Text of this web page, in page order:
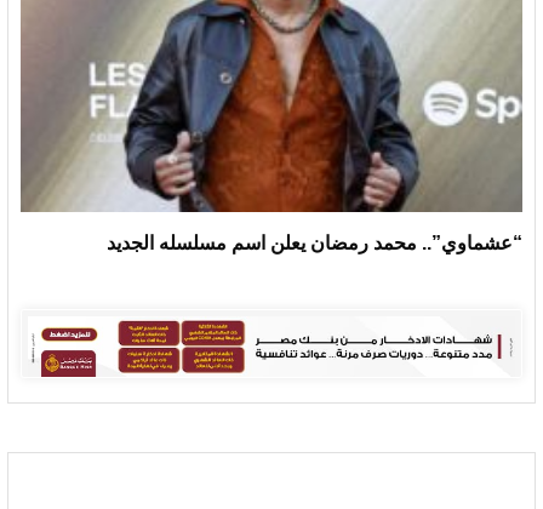
“عشماوي”.. محمد رمضان يعلن اسم مسلسله الجديد